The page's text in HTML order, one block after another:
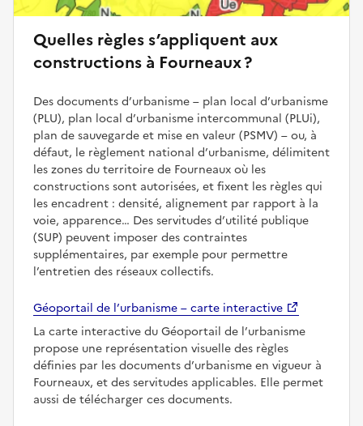
Quelles règles s’appliquent aux
constructions à Fourneaux ?
Des documents d’urbanisme – plan local d’urbanisme
(PLU), plan local d’urbanisme intercommunal (PLUi),
plan de sauvegarde et mise en valeur (PSMV) – ou, à
défaut, le règlement national d’urbanisme, délimitent
les zones du territoire de Fourneaux où les
constructions sont autorisées, et fixent les règles qui
les encadrent : densité, alignement par rapport à la
voie, apparence… Des servitudes d’utilité publique
(SUP) peuvent imposer des contraintes
supplémentaires, par exemple pour permettre
l’entretien des réseaux collectifs.
Géoportail de l’urbanisme – carte interactive
La carte interactive du Géoportail de l’urbanisme
propose une représentation visuelle des règles
définies par les documents d’urbanisme en vigueur à
Fourneaux, et des servitudes applicables. Elle permet
aussi de télécharger ces documents.